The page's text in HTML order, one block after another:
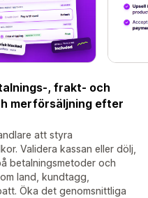
, frakt- och
merförsäljning efter
att styra
Validera kassan eller dölj,
betalningsmetoder och
land, kundtagg,
Öka det genomsnittliga